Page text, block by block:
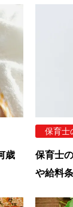
歳
保育士
保育士
や給料